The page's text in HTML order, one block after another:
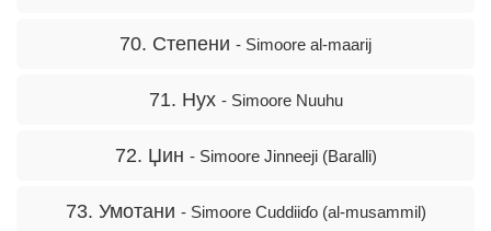
70. Степени - Simoore al-maarij
71. Нух - Simoore Nuuhu
72. Џин - Simoore Jinneeji (Baralli)
73. Умотани - Simoore Cuddiiɗo (al-musammil)